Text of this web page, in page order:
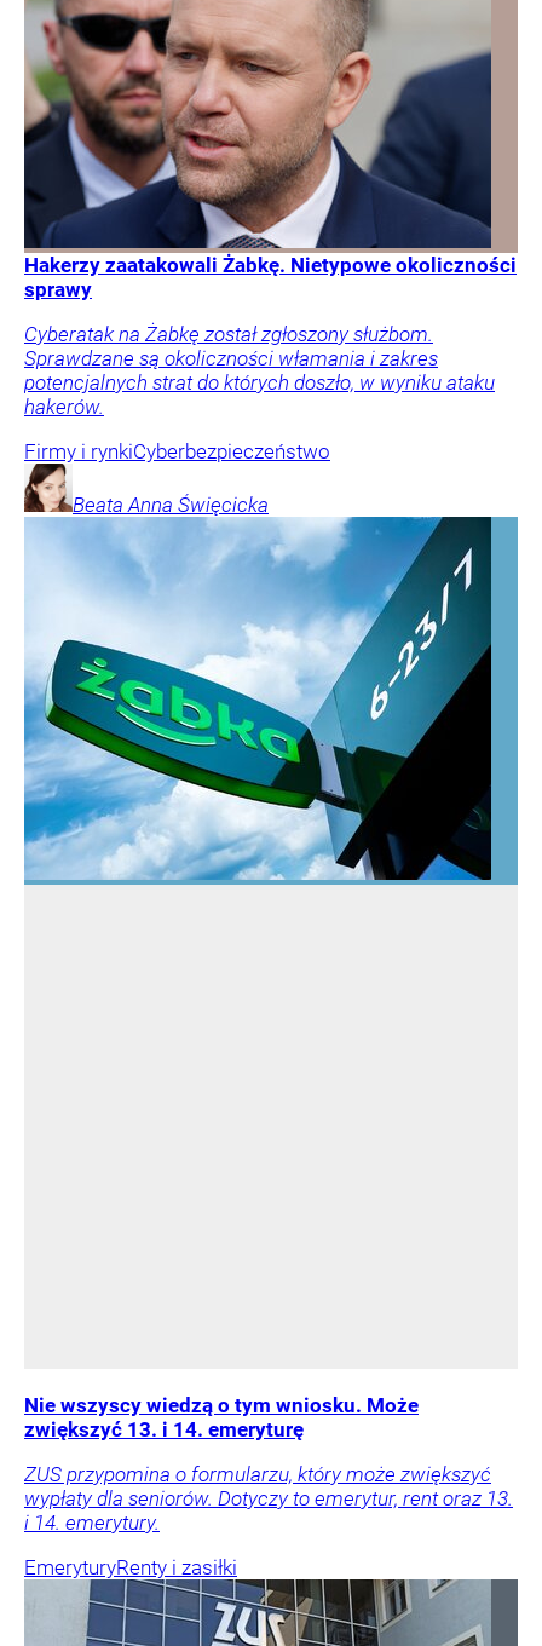
Hakerzy zaatakowali Żabkę. Nietypowe okoliczności
sprawy
Cyberatak na Żabkę został zgłoszony służbom.
Sprawdzane są okoliczności włamania i zakres
potencjalnych strat do których doszło, w wyniku ataku
hakerów.
Firmy i rynkiCyberbezpieczeństwo
Beata Anna Święcicka
Nie wszyscy wiedzą o tym wniosku. Może
zwiększyć 13. i 14. emeryturę
ZUS przypomina o formularzu, który może zwiększyć
wypłaty dla seniorów. Dotyczy to emerytur, rent oraz 13.
i 14. emerytury.
EmeryturyRenty i zasiłki